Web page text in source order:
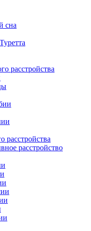
сна
расстройства
расстройства
расстройство